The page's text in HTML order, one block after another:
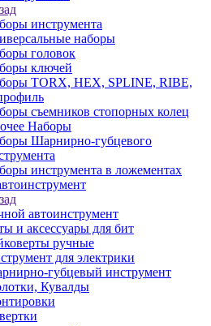
инструмента
наборы
головок
ключей
TORX, HEX, SPLINE, RIBE,
съемников стопорных колец
Наборы
Шарнирно-губцевого
инструмента в ложементах
автоинструмент
и аксессуары для бит
ручные
для электрики
губцевый инструмент
Кувалды